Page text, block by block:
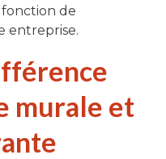
de
entreprise.
murale et